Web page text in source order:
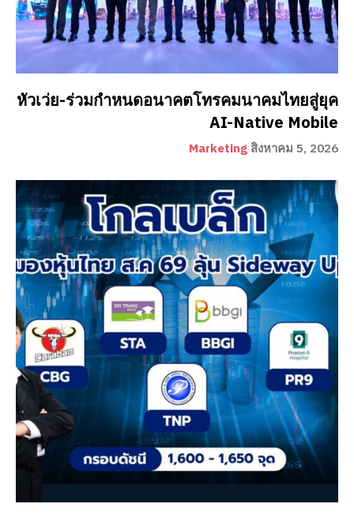
หัวเว่ย-ร่วมกำหนดอนาคตโทรคมนาคมไทยสู่ยุค
AI-Native Mobile
Marketing สิงหาคม 5, 2026